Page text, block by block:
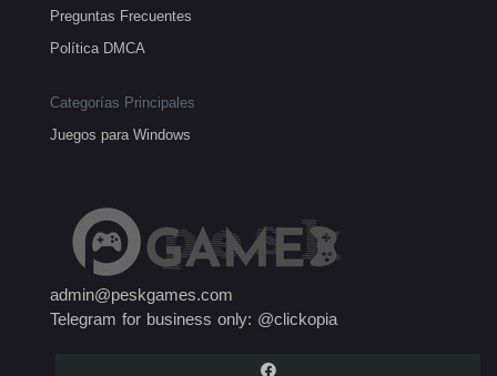
Preguntas Frecuentes
Política DMCA
Categorías Principales
Juegos para Windows
admin@peskgames.com
Telegram for business only: @clickopia